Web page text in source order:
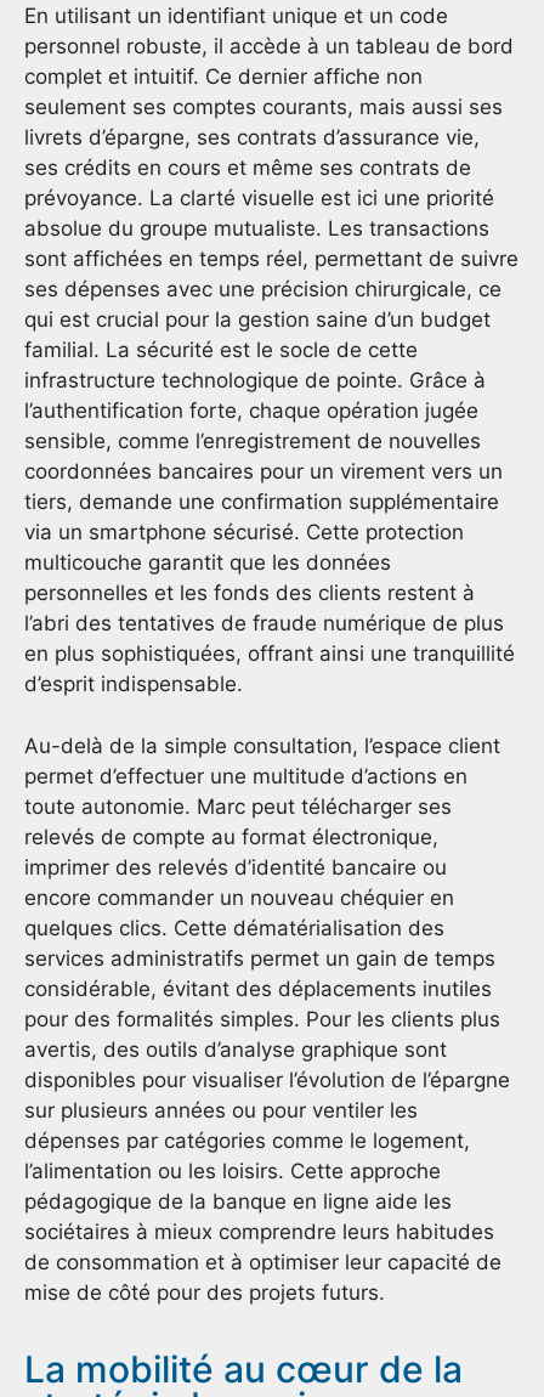
En utilisant un identifiant unique et un code
personnel robuste, il accède à un tableau de bord
complet et intuitif. Ce dernier affiche non
seulement ses comptes courants, mais aussi ses
livrets d’épargne, ses contrats d’assurance vie,
ses crédits en cours et même ses contrats de
prévoyance. La clarté visuelle est ici une priorité
absolue du groupe mutualiste. Les transactions
sont affichées en temps réel, permettant de suivre
ses dépenses avec une précision chirurgicale, ce
qui est crucial pour la gestion saine d’un budget
familial. La sécurité est le socle de cette
infrastructure technologique de pointe. Grâce à
l’authentification forte, chaque opération jugée
sensible, comme l’enregistrement de nouvelles
coordonnées bancaires pour un virement vers un
tiers, demande une confirmation supplémentaire
via un smartphone sécurisé. Cette protection
multicouche garantit que les données
personnelles et les fonds des clients restent à
l’abri des tentatives de fraude numérique de plus
en plus sophistiquées, offrant ainsi une tranquillité
d’esprit indispensable.
Au-delà de la simple consultation, l’espace client
permet d’effectuer une multitude d’actions en
toute autonomie. Marc peut télécharger ses
relevés de compte au format électronique,
imprimer des relevés d’identité bancaire ou
encore commander un nouveau chéquier en
quelques clics. Cette dématérialisation des
services administratifs permet un gain de temps
considérable, évitant des déplacements inutiles
pour des formalités simples. Pour les clients plus
avertis, des outils d’analyse graphique sont
disponibles pour visualiser l’évolution de l’épargne
sur plusieurs années ou pour ventiler les
dépenses par catégories comme le logement,
l’alimentation ou les loisirs. Cette approche
pédagogique de la banque en ligne aide les
sociétaires à mieux comprendre leurs habitudes
de consommation et à optimiser leur capacité de
mise de côté pour des projets futurs.
La mobilité au cœur de la